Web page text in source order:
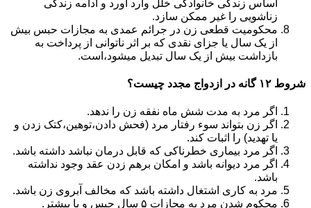
اساس زندگی خانوادگی خلل وارد آورد و ادامه زندگی
زناشویی را غیر ممکن سازد.
محکومیت قطعی زن در جرائم عمدی به مجازات حبس بیش
از یک سال یا جزای نقدی که بر اثر ناتوانی از پرداخت به
بازداشت بیش از یک سال تبدیل می‎شود،است.
شروط ۱۲ گانه در ازدواج مجدد چیست؟
اگر مرد به مدت شش ماه نفقه زن را ندهد.
اگر زن بتواند سوء رفتار مرد (فحش دادن،توهین،کتک زدن و
یا تهدید) را اثبات کند.
اگر مرد بیماری خطرناکی که قابل درمان نباشد داشته باشد.
اگر مرد دیوانه باشد و امکان برهم زدن عقد وجود نداشته
باشد.
مرد به کاری اشتغال داشته باشد که مخالف آبروی زن باشد.
محکوم شدن مرد به مجازات ۵ سال حبس و یا بیشتر.